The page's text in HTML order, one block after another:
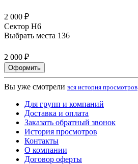
2 000 ₽
Сектор H6
Выбрать места 136
2 000 ₽
Оформить
Вы уже смотрели вся история просмотров
Для групп и компаний
Доставка и оплата
Заказать обратный звонок
История просмотров
Контакты
О компании
Договор оферты